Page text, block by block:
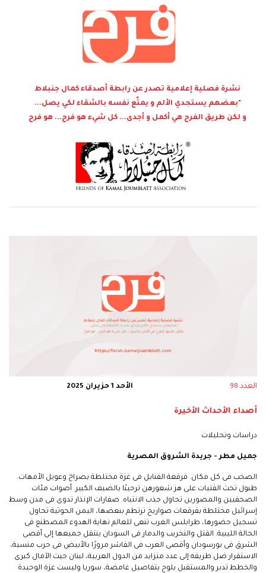
نشرة فصلية إعلامية تصدر عن رابطة أصدقاء كمال جنبلاط
"بعضهم يستجدي الألم و يمتّع نفسه بالشقاء لكي يصل...
و لكن طريق الفرح هي أكمل و أجدى... كل شيء هو فرح... هو فرح
العدد 98 الأحد 1 حزيران 2025
أصداء الأحداث الأخيرة
دراسات وتحليلات
جميل مطر - جريدة الشروق المصرية
الصخب فى كل مكان. قرقعة القنابل فى غزة مختلطة بصراخ وعويل الأمهات.
طبول تحث الفتيات على هز شعورهن ترحيبًا بالضيف الكبير. أصوات مئات
الصحفيين والمصورين تحاول جذب الانتباه. صفارات الإنذار تدوى فى مدن وسط
إسرائيل مختلطة بفرقعات صواريخ ترتطم ببعضها، اليمن الحوثية تحاول
تسجيل حضورها، طرابلس الغرب تنعى للعالم نهاية الهدوء المصطنع فى
الحالة الليبية. القتل والتخريب والدمار فى السودان ينتقل جميعها إلى أقصى
الشرق فى بورسودان وأقصى الغرب فى الفاشر مرورًا بالأبيض فى حرب منسية،
الاستقرار ضل طريقه إلى عدد متزايد من الدول العربية، لبنان حيث الآمال كبرى
والخطط تدبر والمستقبل يلوح بتفاصيل غامضة، سوريا وليست غزة الوحيدة